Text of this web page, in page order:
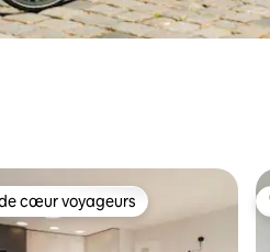
cœur voyageurs parmi les plus aimés
cœur voyageurs